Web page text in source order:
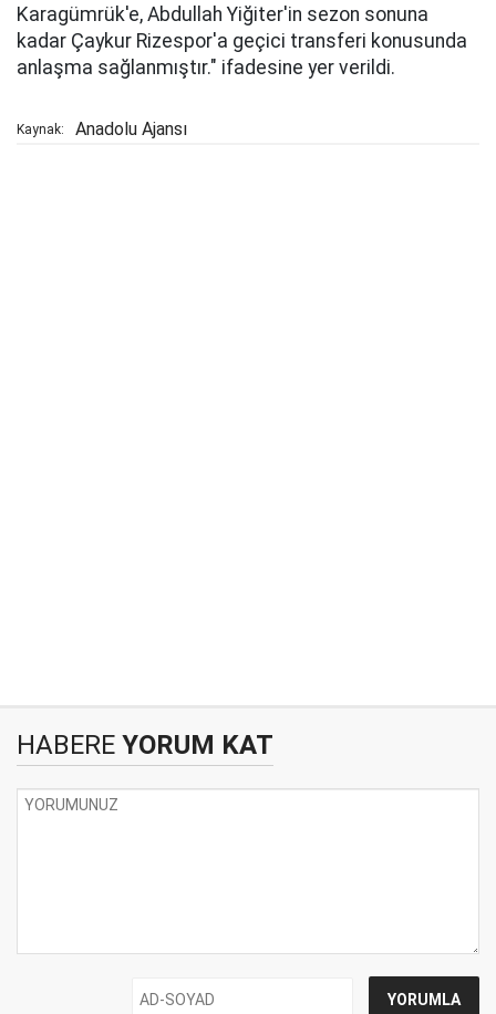
Karagümrük'e, Abdullah Yiğiter'in sezon sonuna
kadar Çaykur Rizespor'a geçici transferi konusunda
anlaşma sağlanmıştır." ifadesine yer verildi.
Kaynak: Anadolu Ajansı
HABERE YORUM KAT